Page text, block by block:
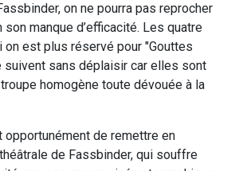
on ne pourra pas reprocher
son manque d’efficacité. Les quatre
est plus réservé pour "Gouttes
suivent sans déplaisir car elles sont
homogène toute dévouée à la
opportunément de remettre en
de Fassbinder, qui souffre